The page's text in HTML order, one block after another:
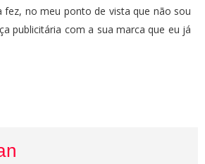
fez, no meu ponto de vista que não sou
publicitária com a sua marca que eu já